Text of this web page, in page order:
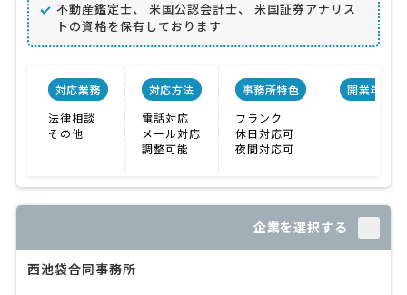
不動産鑑定士、 米国公認会計士、 米国証券アナリス
トの資格を保有しております
対応業務
法律相談
その他
対応方法
電話対応
メール対応
調整可能
事務所特色
フランク
休日対応可
夜間対応可
開業年
企業を選択する
西池袋合同事務所